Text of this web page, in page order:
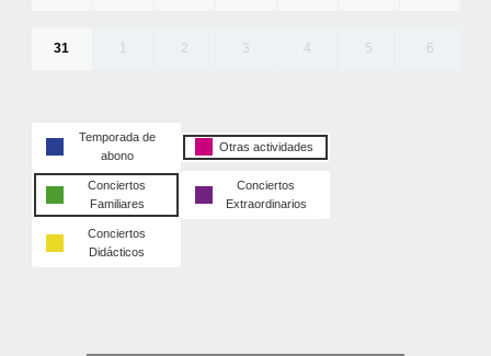
31 1 2 3 4 5 6
Temporada de
abono
Otras actividades
Conciertos
Familiares
Conciertos
Extraordinarios
Conciertos
Didácticos